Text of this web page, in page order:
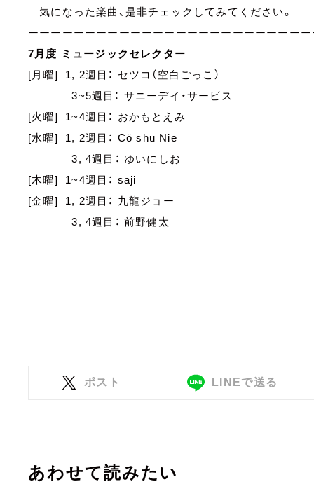
気になった楽曲、是非チェックしてみてください。
ーーーーーーーーーーーーーーーーーーーーーーーーー
7月度 ミュージックセレクター
[月曜] 1, 2週目： セツコ（空白ごっこ）
3~5週目： サニーデイ・サービス
[火曜] 1~4週目： おかもとえみ
[水曜] 1, 2週目： Cö shu Nie
3, 4週目： ゆいにしお
[木曜] 1~4週目： saji
[金曜] 1, 2週目： 九龍ジョー
3, 4週目： 前野健太
ポスト LINEで送る
あわせて読みたい